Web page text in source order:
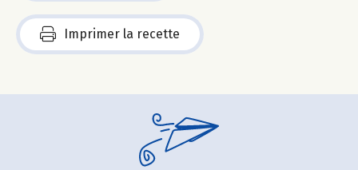
Imprimer la recette